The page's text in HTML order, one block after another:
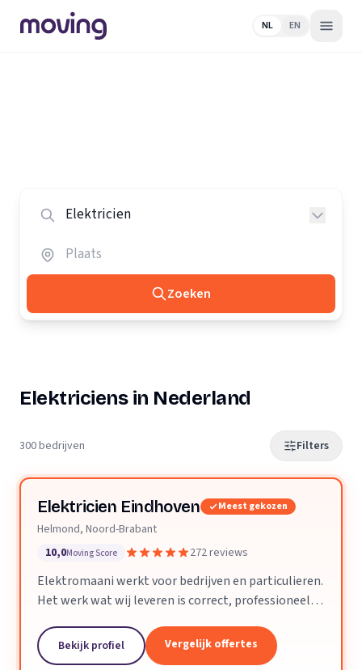
NL EN
Zoeken
Elektriciens in Nederland
300 bedrijven Filters
Elektricien Eindhoven Meest gekozen
Helmond, Noord-Brabant
10,0Moving Score 272 reviews
Elektromaani werkt voor bedrijven en particulieren.
Het werk wat wij leveren is correct, professioneel
of grote projecten zijn geen enkel probleem.
Bekijk profiel Vergelijk offertes